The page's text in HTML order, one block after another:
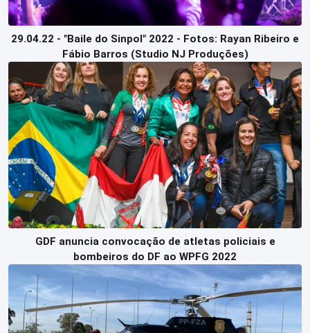
29.04.22 - "Baile do Sinpol" 2022 - Fotos: Rayan Ribeiro e
Fábio Barros (Studio NJ Produções)
GDF anuncia convocação de atletas policiais e
bombeiros do DF ao WPFG 2022